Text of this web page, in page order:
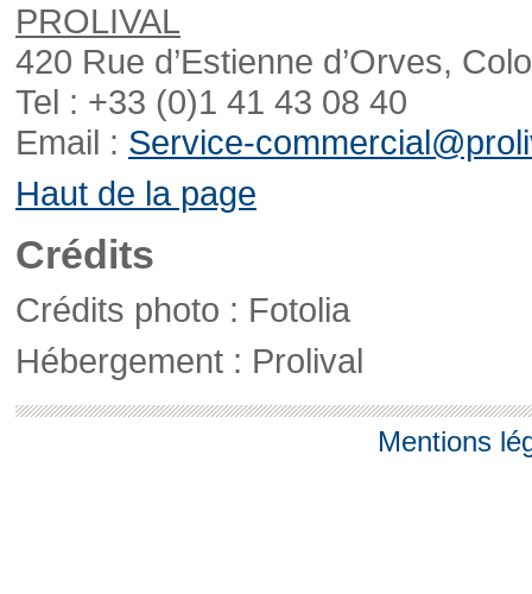
PROLIVAL
420 Rue d’Estienne d’Orves,
Tel : +33 (0)1 41 43 08 40
Email : Service-
Haut de la page
Crédits
Crédits photo : Fotolia
Hébergement : Prolival
Mentions